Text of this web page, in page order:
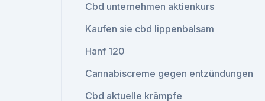
Cbd unternehmen aktienkurs
Kaufen sie cbd lippenbalsam
Hanf 120
Cannabiscreme gegen entzündungen
Cbd aktuelle krämpfe